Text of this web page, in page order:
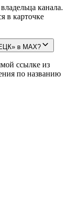
канала.
в карточке
в MAX?
ссылке из
по названию